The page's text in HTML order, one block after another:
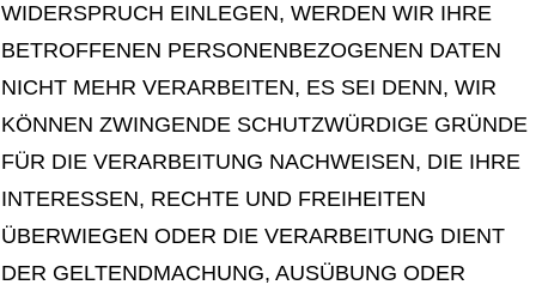
WIDERSPRUCH EINLEGEN, WERDEN WIR IHRE
BETROFFENEN PERSONENBEZOGENEN DATEN
NICHT MEHR VERARBEITEN, ES SEI DENN, WIR
KÖNNEN ZWINGENDE SCHUTZWÜRDIGE GRÜNDE
FÜR DIE VERARBEITUNG NACHWEISEN, DIE IHRE
INTERESSEN, RECHTE UND FREIHEITEN
ÜBERWIEGEN ODER DIE VERARBEITUNG DIENT
DER GELTENDMACHUNG, AUSÜBUNG ODER